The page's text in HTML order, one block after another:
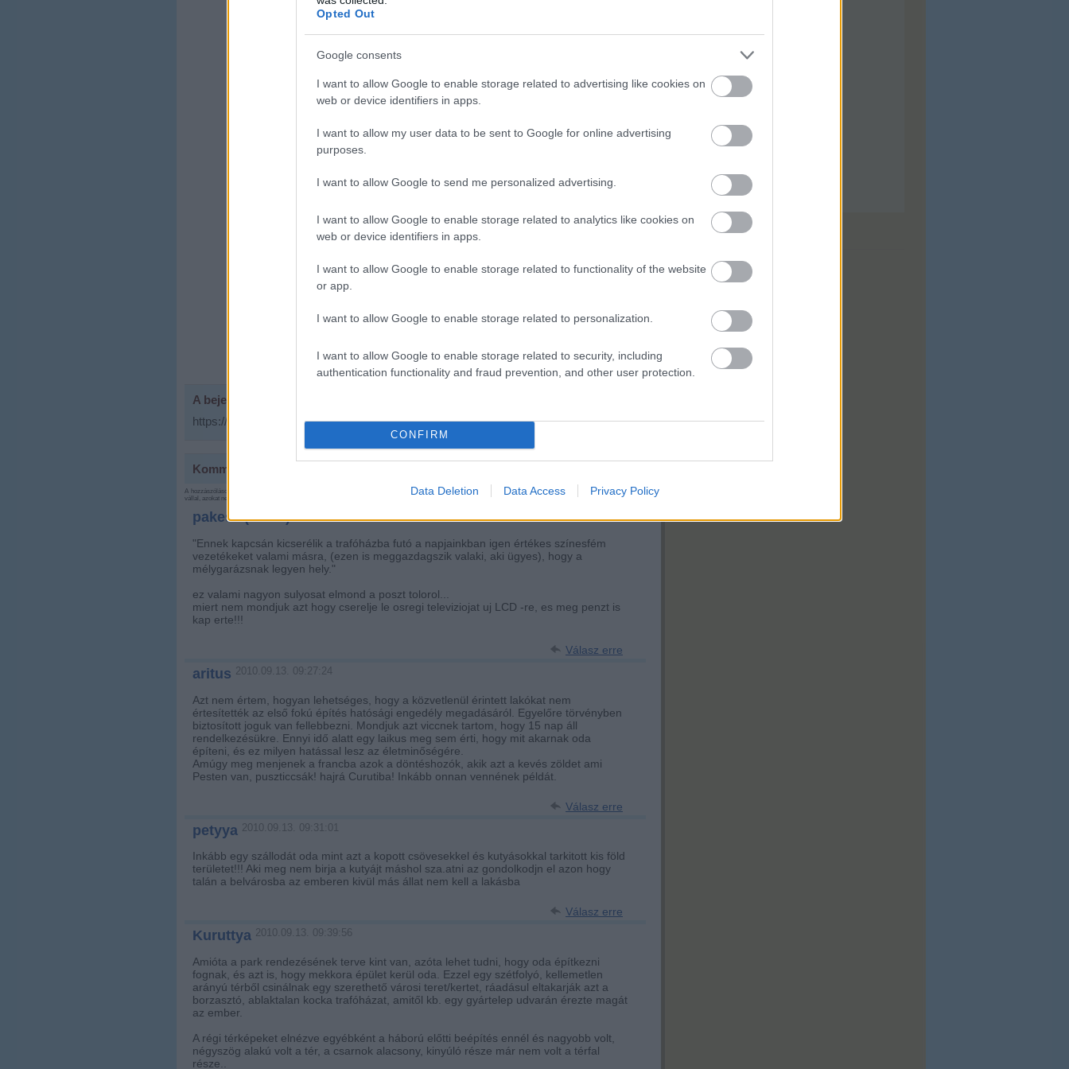
Opted Out
Google consents
I want to allow Google to enable storage related to advertising like cookies on
web or device identifiers in apps.
I want to allow my user data to be sent to Google for online advertising
purposes.
I want to allow Google to send me personalized advertising.
I want to allow Google to enable storage related to analytics like cookies on
web or device identifiers in apps.
I want to allow Google to enable storage related to functionality of the website
or app.
I want to allow Google to enable storage related to personalization.
I want to allow Google to enable storage related to security, including
authentication functionality and fraud prevention, and other user protection.
CONFIRM
Data Deletion Data Access Privacy Policy
sziklatömb, kínai
katona mint kerti
törpe és
kripta az
Nézzétek meg
Szily Lacit alulról
a Parlament
ország egyik
A bejegyzés trackback címe:
https://urbanista.blog.hu/api/trackback/id/2292148
Kommentek:
A hozzászólások a értelmében felhasználói tartalomnak minősülnek, értük aszolgáltatás technikaiüzemeltetője semmilyen felelősséget nem
vállal, azokat nem ellenőrzi. Kifogás esetén forduljon a blog szerkesztőjéhez. Részletek a
Felhasználási feltételekben adatvédelmi tájékoztatóban
pakesz (törölt)
"Ennek kapcsán kicserélik a trafóházba futó a napjainkban igen értékes színesfém
vezetékeket valami másra, (ezen is meggazdagszik valaki, aki ügyes), hogy a
mélygarázsnak legyen hely."
ez valami nagyon sulyosat elmond a poszt tolorol...
miert nem mondjuk azt hogy cserelje le osregi televiziojat uj LCD -re, es meg penzt is
kap erte!!!
Válasz erre
aritus 2010.09.13. 09:27:24
Azt nem értem, hogyan lehetséges, hogy a közvetlenül érintett lakókat nem
értesítették az első fokú építés hatósági engedély megadásáról. Egyelőre törvényben
biztosított joguk van fellebbezni. Mondjuk azt viccnek tartom, hogy 15 nap áll
rendelkezésükre. Ennyi idő alatt egy laikus meg sem érti, hogy mit akarnak oda
építeni, és ez milyen hatással lesz az életminőségére.
Amúgy meg menjenek a francba azok a döntéshozók, akik azt a kevés zöldet ami
Pesten van, puszticcsák! hajrá Curutiba! Inkább onnan vennének példát.
Válasz erre
petyya 2010.09.13. 09:31:01
Inkább egy szállodát oda mint azt a kopott csövesekkel és kutyásokkal tarkitott kis föld
területet!!! Aki meg nem birja a kutyájt máshol sza.atni az gondolkodjn el azon hogy
talán a belvárosba az emberen kivül más állat nem kell a lakásba
Válasz erre
Kuruttya 2010.09.13. 09:39:56
Amióta a park rendezésének terve kint van, azóta lehet tudni, hogy oda építkezni
fognak, és azt is, hogy mekkora épület kerül oda. Ezzel egy szétfolyó, kellemetlen
arányú térből csinálnak egy szerethető városi teret/kertet, ráadásul eltakarják azt a
borzasztó, ablaktalan kocka trafóházat, amitől kb. egy gyártelep udvarán érezte magát
az ember.
A régi térképeket elnézve egyébként a háború előtti beépítés ennél és nagyobb volt,
négyszög alakú volt a tér, a csarnok alacsony, kinyúló része már nem volt a térfal
része..
2014 március (92)
(88
2014 január (97
2013 december
2013 október
31
...
Feedek
RSS 2.0
bejegyzések,kommentek
bejegyzések,kommentek